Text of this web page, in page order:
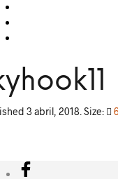
3 abril, 2018 . Size: